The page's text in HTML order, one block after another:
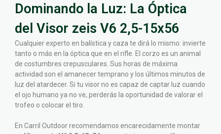
Dominando la Luz: La Óptica
del Visor zeis V6 2,5-15x56
Cualquier experto en balística y caza te dirá lo mismo: invierte
tanto o más en la óptica que en el rifle. El corzo es un animal
de costumbres crepusculares. Sus horas de máxima
actividad son el amanecer temprano y los últimos minutos de
luz del atardecer. Si tu visor no es capaz de captar luz cuando
el ojo humano ya no ve, perderás la oportunidad de valorar el
trofeo o colocar el tiro.
En Carril Outdoor recomendamos encarecidamente montar